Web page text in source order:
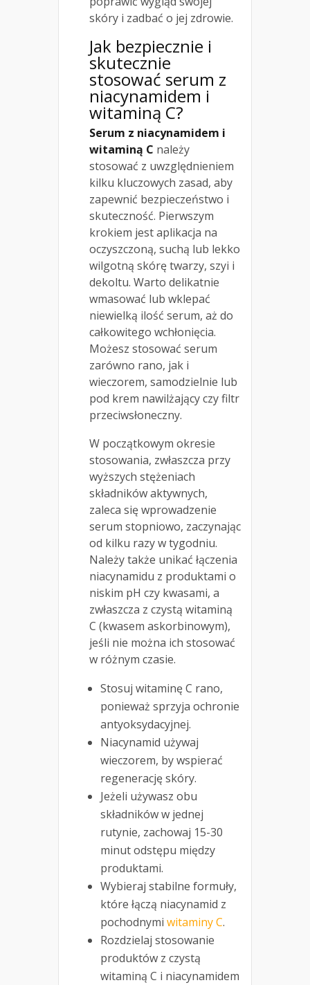
skóry i zadbać o jej zdrowie.
Jak bezpiecznie i
skutecznie
stosować serum z
niacynamidem i
witaminą C?
Serum z niacynamidem i
witaminą C należy
stosować z uwzględnieniem
kilku kluczowych zasad, aby
zapewnić bezpieczeństwo i
skuteczność. Pierwszym
krokiem jest aplikacja na
oczyszczoną, suchą lub lekko
wilgotną skórę twarzy, szyi i
dekoltu. Warto delikatnie
wmasować lub wklepać
niewielką ilość serum, aż do
całkowitego wchłonięcia.
Możesz stosować serum
zarówno rano, jak i
wieczorem, samodzielnie lub
pod krem nawilżający czy filtr
przeciwsłoneczny.
W początkowym okresie
stosowania, zwłaszcza przy
wyższych stężeniach
składników aktywnych,
zaleca się wprowadzenie
serum stopniowo, zaczynając
od kilku razy w tygodniu.
Należy także unikać łączenia
niacynamidu z produktami o
niskim pH czy kwasami, a
zwłaszcza z czystą witaminą
C (kwasem askorbinowym),
jeśli nie można ich stosować
w różnym czasie.
Stosuj witaminę C rano,
ponieważ sprzyja ochronie
antyoksydacyjnej.
Niacynamid używaj
wieczorem, by wspierać
regenerację skóry.
Jeżeli używasz obu
składników w jednej
rutynie, zachowaj 15-30
minut odstępu między
produktami.
Wybieraj stabilne formuły,
które łączą niacynamid z
pochodnymi witaminy C.
Rozdzielaj stosowanie
produktów z czystą
witaminą C i niacynamidem